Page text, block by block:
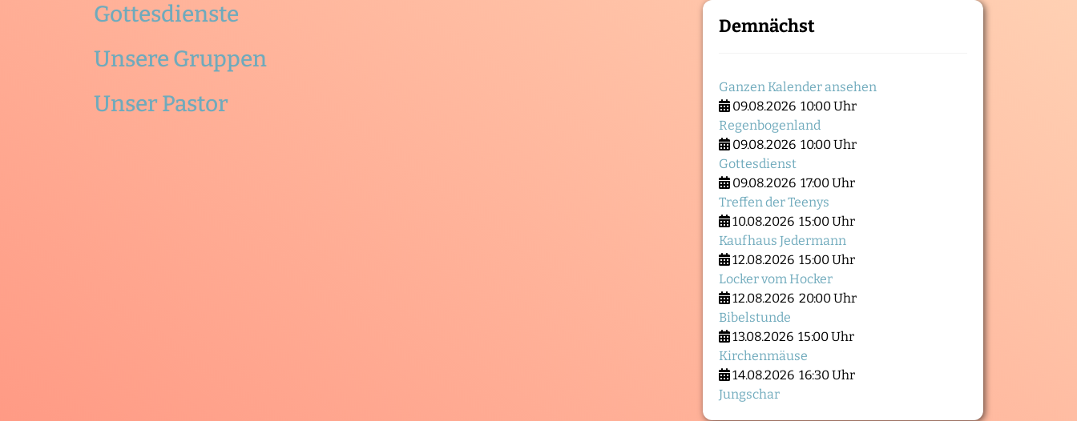
Gottesdienste
Unsere Gruppen
Unser Pastor
Demnächst
Ganzen Kalender ansehen
09.08.2026 10:00 Uhr
Regenbogenland
09.08.2026 10:00 Uhr
Gottesdienst
09.08.2026 17:00 Uhr
Treffen der Teenys
10.08.2026 15:00 Uhr
Kaufhaus Jedermann
12.08.2026 15:00 Uhr
Locker vom Hocker
12.08.2026 20:00 Uhr
Bibelstunde
13.08.2026 15:00 Uhr
Kirchenmäuse
14.08.2026 16:30 Uhr
Jungschar